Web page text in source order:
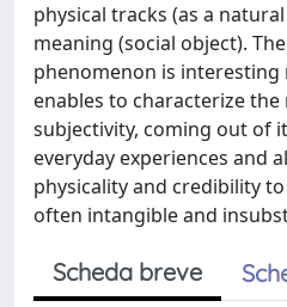
physical tracks (as a
meaning (social object).
phenomenon is interesting
enables to characterize
subjectivity, coming out of
everyday experiences and
physicality and credibility
often intangible and
Scheda breve